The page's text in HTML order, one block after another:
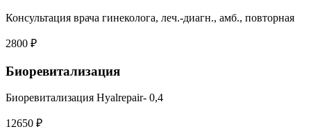
Консультация врача гинеколога, леч.-диагн., амб., повторная
2800 ₽
Биоревитализация
Биоревитализация Hyalrepair- 0,4
12650 ₽